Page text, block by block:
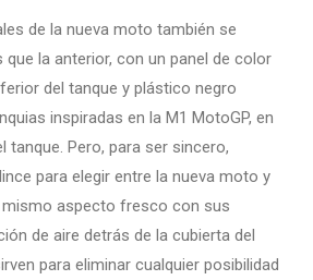
de la nueva moto también se
la anterior, con un panel de color
del tanque y plástico negro
inspiradas en la M1 MotoGP, en
tanque. Pero, para ser sincero,
para elegir entre la nueva moto y
mismo aspecto fresco con sus
de aire detrás de la cubierta del
para eliminar cualquier posibilidad